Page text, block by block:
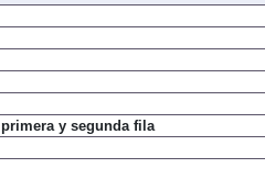
y segunda fila